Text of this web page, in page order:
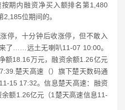
期内融资净买入额排名第1,480
位期间的。
停，十分钟后收涨停，但不敢入
了……远土无喇叭11-07 10:00。
额18.16万元，融资余额1.26亿元
楚天高速（）旗下楚天数码通
15 17:32。信息楚天高速：融资
额1.26亿元（1楚天高速信息11-